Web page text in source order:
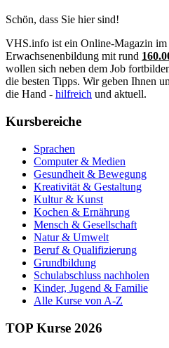
Schön, dass Sie hier sind!
VHS.info ist ein Online-Magazin im
Erwachsenenbildung mit rund
wollen sich neben dem Job
die besten Tipps. Wir geben Ihnen
die Hand - hilfreich und aktuell.
Kursbereiche
Sprachen
Computer & Medien
Gesundheit & Bewegung
Kreativität & Gestaltung
Kultur & Kunst
Kochen & Ernährung
Mensch & Gesellschaft
Natur & Umwelt
Beruf & Qualifizierung
Grundbildung
Schulabschluss nachholen
Kinder, Jugend & Familie
Alle Kurse von A-Z
TOP Kurse 2026